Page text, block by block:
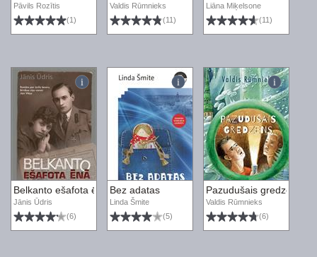
Pāvils Rozītis
(1)
Valdis Rūmnieks
(11)
Liāna Miķelsone
(11)
Belkanto ešafota ēnā
Jānis Ūdris
(6)
Bez adatas
Linda Šmite
(5)
Pazudušais gredzens
Valdis Rūmnieks
(6)